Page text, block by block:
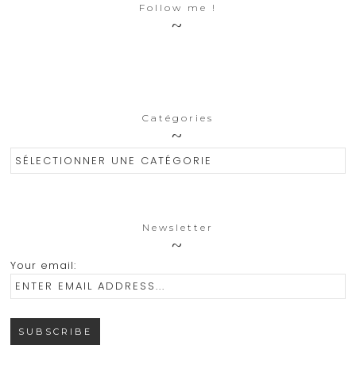
Follow me !
Catégories
Catégories
Newsletter
Your email: